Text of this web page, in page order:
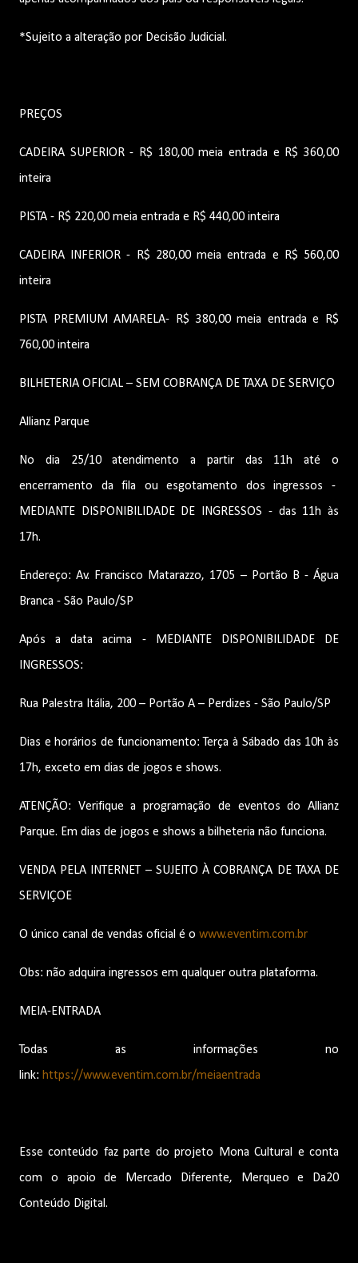
*Sujeito a alteração por Decisão Judicial.
PREÇOS
CADEIRA SUPERIOR - R$ 180,00 meia entrada e R$ 360,00
inteira
PISTA - R$ 220,00 meia entrada e R$ 440,00 inteira
CADEIRA INFERIOR - R$ 280,00 meia entrada e R$ 560,00
inteira
PISTA PREMIUM AMARELA- R$ 380,00 meia entrada e R$
760,00 inteira
BILHETERIA OFICIAL – SEM COBRANÇA DE TAXA DE SERVIÇO
Allianz Parque
No dia 25/10 atendimento a partir das 11h até o
encerramento da fila ou esgotamento dos ingressos -
MEDIANTE DISPONIBILIDADE DE INGRESSOS - das 11h às
17h.
Endereço: Av. Francisco Matarazzo, 1705 – Portão B - Água
Branca - São Paulo/SP
Após a data acima - MEDIANTE DISPONIBILIDADE DE
INGRESSOS:
Rua Palestra Itália, 200 – Portão A – Perdizes - São Paulo/SP
Dias e horários de funcionamento: Terça à Sábado das 10h às
17h, exceto em dias de jogos e shows.
ATENÇÃO: Verifique a programação de eventos do Allianz
Parque. Em dias de jogos e shows a bilheteria não funciona.
VENDA PELA INTERNET – SUJEITO À COBRANÇA DE TAXA DE
SERVIÇOE
O único canal de vendas oficial é o www.eventim.com.br
Obs: não adquira ingressos em qualquer outra plataforma.
MEIA-ENTRADA
Todas as informações no
link: https://www.eventim.com.br/meiaentrada
Esse conteúdo faz parte do projeto Mona Cultural e conta
com o apoio de Mercado Diferente, Merqueo e Da20
Conteúdo Digital.